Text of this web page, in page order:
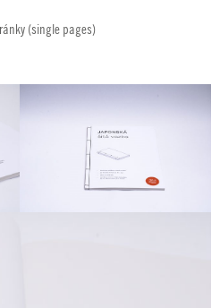
(single pages)